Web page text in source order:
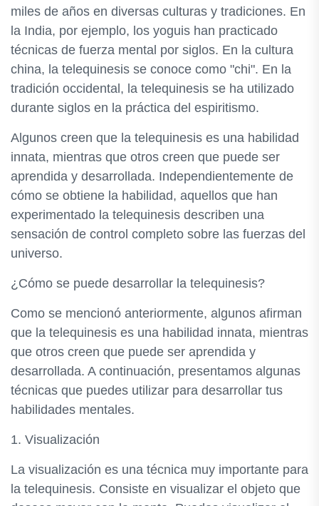
miles de años en diversas culturas y tradiciones. En
la India, por ejemplo, los yoguis han practicado
técnicas de fuerza mental por siglos. En la cultura
china, la telequinesis se conoce como "chi". En la
tradición occidental, la telequinesis se ha utilizado
durante siglos en la práctica del espiritismo.
Algunos creen que la telequinesis es una habilidad
innata, mientras que otros creen que puede ser
aprendida y desarrollada. Independientemente de
cómo se obtiene la habilidad, aquellos que han
experimentado la telequinesis describen una
sensación de control completo sobre las fuerzas del
universo.
¿Cómo se puede desarrollar la telequinesis?
Como se mencionó anteriormente, algunos afirman
que la telequinesis es una habilidad innata, mientras
que otros creen que puede ser aprendida y
desarrollada. A continuación, presentamos algunas
técnicas que puedes utilizar para desarrollar tus
habilidades mentales.
1. Visualización
La visualización es una técnica muy importante para
la telequinesis. Consiste en visualizar el objeto que